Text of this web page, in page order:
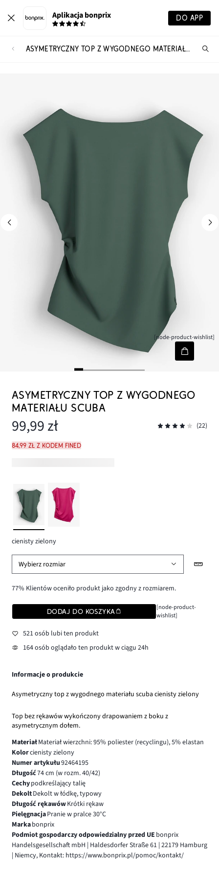
Aplikacja bonprix DO APP
ASYMETRYCZNY TOP Z WYGODNEGO MATERIAŁU SCUBA
[node-product-wishlist]
ASYMETRYCZNY TOP Z WYGODNEGO
MATERIAŁU SCUBA
99,99 zł (22)
84,99 zł z kodem FINED
cienisty zielony
Wybierz rozmiar
77% Klientów oceniło produkt jako zgodny z rozmiarem.
DODAJ DO KOSZYKA
[node-product-
wishlist]
521 osób lubi ten produkt
164 osób oglądało ten produkt w ciągu 24h
Informacje o produkcie
Asymetryczny top z wygodnego materiału scuba cienisty zielony
Top bez rękawów wykończony drapowaniem z boku z
asymetrycznym dołem.
MateriałMateriał wierzchni: 95% poliester (recyclingu), 5% elastan
Kolorcienisty zielony
Numer artykułu92464195
Długość74 cm (w rozm. 40/42)
Cechypodkreślający talię
DekoltDekolt w łódkę, typowy
Długość rękawówKrótki rękaw
PielęgnacjaPranie w pralce 30°C
Markabonprix
Podmiot gospodarczy odpowiedzialny przed UE bonprix
Handelsgesellschaft mbH | Haldesdorfer Straße 61 | 22179 Hamburg
| Niemcy, Kontakt: https://www.bonprix.pl/pomoc/kontakt/